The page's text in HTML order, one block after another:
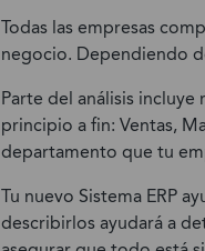
Todas las empresas
negocio. Dependiendo
Parte del análisis
principio a fin: Ventas,
departamento que tu
Tu nuevo Sistema ERP
describirlos ayudará a